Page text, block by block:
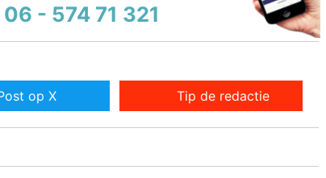
06 - 574 71 321
op X Tip de redactie